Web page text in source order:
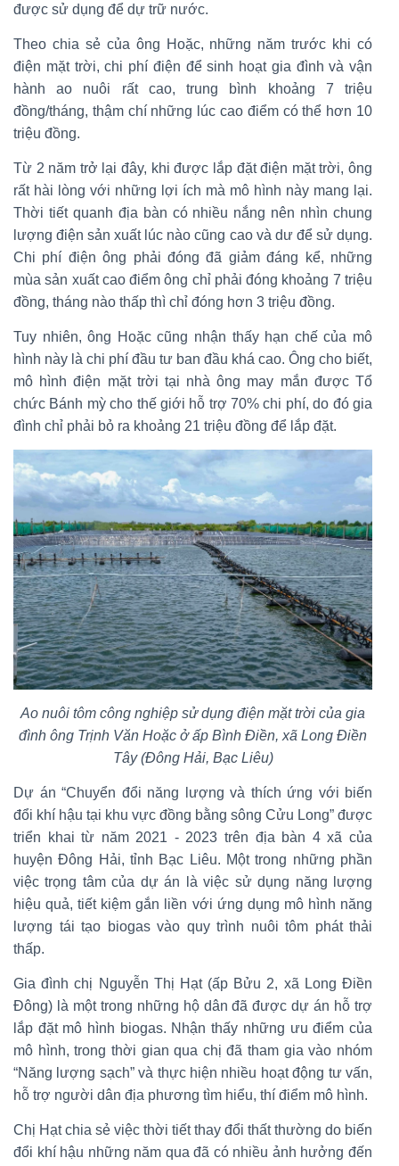
được sử dụng để dự trữ nước.
Theo chia sẻ của ông Hoặc, những năm trước khi có
điện mặt trời, chi phí điện để sinh hoạt gia đình và vận
hành ao nuôi rất cao, trung bình khoảng 7 triệu
đồng/tháng, thậm chí những lúc cao điểm có thể hơn 10
triệu đồng.
Từ 2 năm trở lại đây, khi được lắp đặt điện mặt trời, ông
rất hài lòng với những lợi ích mà mô hình này mang lại.
Thời tiết quanh địa bàn có nhiều nắng nên nhìn chung
lượng điện sản xuất lúc nào cũng cao và dư để sử dụng.
Chi phí điện ông phải đóng đã giảm đáng kể, những
mùa sản xuất cao điểm ông chỉ phải đóng khoảng 7 triệu
đồng, tháng nào thấp thì chỉ đóng hơn 3 triệu đồng.
Tuy nhiên, ông Hoặc cũng nhận thấy hạn chế của mô
hình này là chi phí đầu tư ban đầu khá cao. Ông cho biết,
mô hình điện mặt trời tại nhà ông may mắn được Tổ
chức Bánh mỳ cho thế giới hỗ trợ 70% chi phí, do đó gia
đình chỉ phải bỏ ra khoảng 21 triệu đồng để lắp đặt.
Ao nuôi tôm công nghiệp sử dụng điện mặt trời của gia
đình ông Trịnh Văn Hoặc ở ấp Bình Điền, xã Long Điền
Tây (Đông Hải, Bạc Liêu)
Dự án “Chuyển đổi năng lượng và thích ứng với biến
đổi khí hậu tại khu vực đồng bằng sông Cửu Long” được
triển khai từ năm 2021 - 2023 trên địa bàn 4 xã của
huyện Đông Hải, tỉnh Bạc Liêu. Một trong những phần
việc trọng tâm của dự án là việc sử dụng năng lượng
hiệu quả, tiết kiệm gắn liền với ứng dụng mô hình năng
lượng tái tạo biogas vào quy trình nuôi tôm phát thải
thấp.
Gia đình chị Nguyễn Thị Hạt (ấp Bửu 2, xã Long Điền
Đông) là một trong những hộ dân đã được dự án hỗ trợ
lắp đặt mô hình biogas. Nhận thấy những ưu điểm của
mô hình, trong thời gian qua chị đã tham gia vào nhóm
“Năng lượng sạch” và thực hiện nhiều hoạt động tư vấn,
hỗ trợ người dân địa phương tìm hiểu, thí điểm mô hình.
Chị Hạt chia sẻ việc thời tiết thay đổi thất thường do biến
đổi khí hậu những năm qua đã có nhiều ảnh hưởng đến